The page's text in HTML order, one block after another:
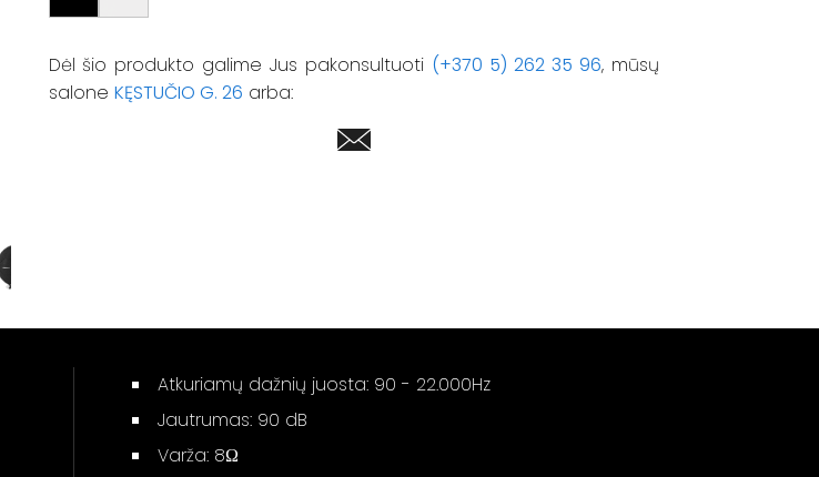
Dėl šio produkto galime Jus pakonsultuoti (+370 5) 262 35 96, mūsų
salone KĘSTUČIO G. 26 arba:
Atkuriamų dažnių juosta: 90 - 22.000Hz
Jautrumas: 90 dB
Varža: 8Ω